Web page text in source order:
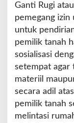
Ganti Rugi
pemegang izin
untuk
pemilik tanah
sosialisasi
setempat agar
materiil
secara adil
pemilik tanah
melintasi